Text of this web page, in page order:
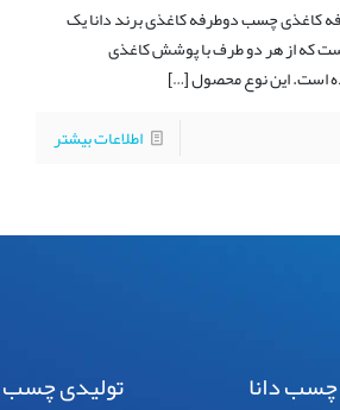
کاغذی چسب دوطرفه کاغذی برند دانا یک
که از هر دو طرف با پوشش کاغذی
است. این نوع محصول[…]
اطلاعات بیشتر
دانا تولیدی چسب